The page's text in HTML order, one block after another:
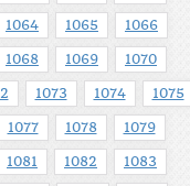
1064 1065 1066
1068 1069 1070
1073 1074 1075
1077 1078 1079
1081 1082 1083